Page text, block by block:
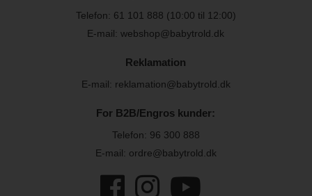
Telefon: 61 101 888 (10:00 til 12:00)
E-mail: webshop@babytrold.dk
Reklamation
E-mail: reklamation@babytrold.dk
For B2B/Engros kunder:
Telefon: 96 300 888
E-mail: ordre@babytrold.dk